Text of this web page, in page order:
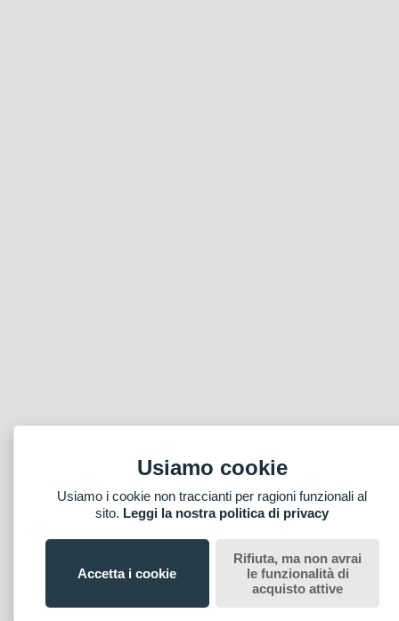
Usiamo cookie
Usiamo i cookie non traccianti per ragioni funzionali al
sito. Leggi la nostra politica di privacy
Accetta i cookie
Rifiuta, ma non avrai
le funzionalità di
acquisto attive